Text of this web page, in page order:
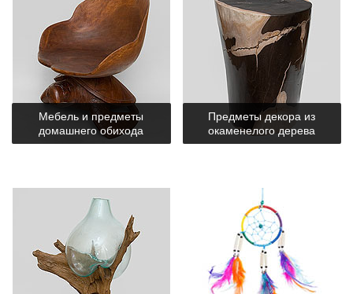
Мебель и предметы
домашнего обихода
Предметы декора из
окаменелого дерева